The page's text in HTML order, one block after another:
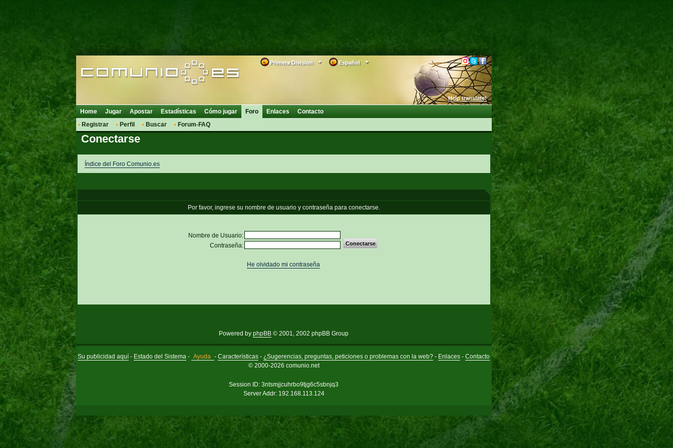
Español
Primera Division
Help translate!
Home Jugar Apostar Estadísticas Cómo jugar
Foro
Registrar
Perfil Buscar Forum-FAQ
Enlaces Contacto
Conectarse
Índice del Foro Comunio.es
Por favor, ingrese su nombre de usuario y contraseña para conectarse.
Nombre de Usuario:
Contraseña:
He olvidado mi contraseña
Powered by phpBB © 2001, 2002 phpBB Group
Su publicidad aquí - Estado del Sistema - Ayuda - Características- ¿Sugerencias, preguntas, peticiones o problemas con la web?- Enlaces- Contacto
© 2000-2026 comunio.net
Session ID: 3ntsmjjcuhrbo9tjg6c5sbnjq3
Server Addr: 192.168.113.124